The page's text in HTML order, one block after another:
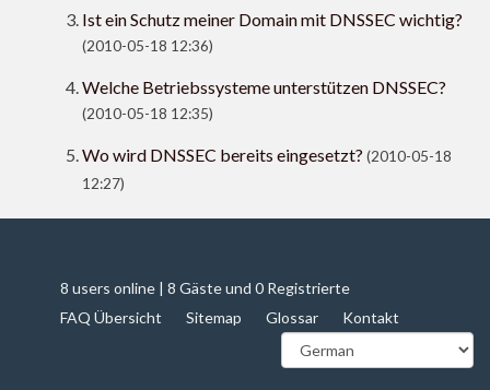
Ist ein Schutz meiner Domain mit DNSSEC wichtig?
(2010-05-18 12:36)
Welche Betriebssysteme unterstützen DNSSEC?
(2010-05-18 12:35)
Wo wird DNSSEC bereits eingesetzt? (2010-05-18
12:27)
8 users online | 8 Gäste und 0 Registrierte
FAQ Übersicht
Sitemap Glossar Kontakt